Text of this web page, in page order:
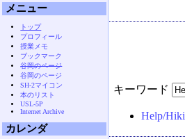
キーワード
Help/Hiki
メニュー
トップ
プロフィール
授業メモ
ブックマーク
谷岡のページ
谷岡のページ
SH-2マイコン
本のリスト
USL-5P
Internet Archive
カレンダ